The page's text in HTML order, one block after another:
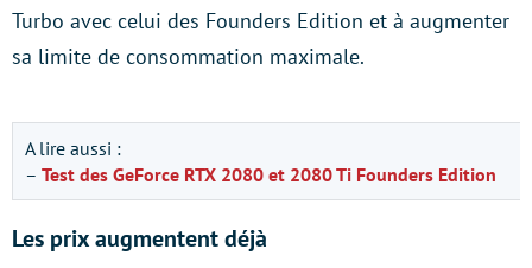
Turbo avec celui des Founders Edition et à augmenter
sa limite de consommation maximale.
A lire aussi :
– Test des GeForce RTX 2080 et 2080 Ti Founders Edition
Les prix augmentent déjà